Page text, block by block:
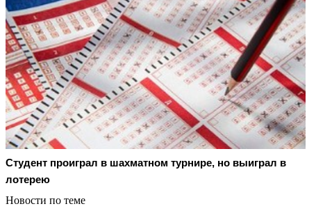
Студент проиграл в шахматном турнире, но выиграл в
лотерею
Новости по теме